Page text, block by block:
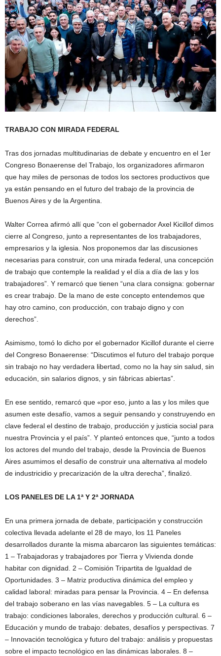
TRABAJO CON MIRADA FEDERAL
Tras dos jornadas multitudinarias de debate y encuentro en el 1er
Congreso Bonaerense del Trabajo, los organizadores afirmaron
que hay miles de personas de todos los sectores productivos que
ya están pensando en el futuro del trabajo de la provincia de
Buenos Aires y de la Argentina.
Walter Correa afirmó allí que “con el gobernador Axel Kicillof dimos
cierre al Congreso, junto a representantes de los trabajadores,
empresarios y la iglesia. Nos proponemos dar las discusiones
necesarias para construir, con una mirada federal, una concepción
de trabajo que contemple la realidad y el día a día de las y los
trabajadores”. Y remarcó que tienen “una clara consigna: gobernar
es crear trabajo. De la mano de este concepto entendemos que
hay otro camino, con producción, con trabajo digno y con
derechos”.
Asimismo, tomó lo dicho por el gobernador Kicillof durante el cierre
del Congreso Bonaerense: “Discutimos el futuro del trabajo porque
sin trabajo no hay verdadera libertad, como no la hay sin salud, sin
educación, sin salarios dignos, y sin fábricas abiertas”.
En ese sentido, remarcó que «por eso, junto a las y los miles que
asumen este desafío, vamos a seguir pensando y construyendo en
clave federal el destino de trabajo, producción y justicia social para
nuestra Provincia y el país”. Y planteó entonces que, “junto a todos
los actores del mundo del trabajo, desde la Provincia de Buenos
Aires asumimos el desafío de construir una alternativa al modelo
de industricidio y precarización de la ultra derecha”, finalizó.
LOS PANELES DE LA 1ª Y 2ª JORNADA
En una primera jornada de debate, participación y construcción
colectiva llevada adelante el 28 de mayo, los 11 Paneles
desarrollados durante la misma abarcaron las siguientes temáticas:
1 – Trabajadoras y trabajadores por Tierra y Vivienda donde
habitar con dignidad. 2 – Comisión Tripartita de Igualdad de
Oportunidades. 3 – Matriz productiva dinámica del empleo y
calidad laboral: miradas para pensar la Provincia. 4 – En defensa
del trabajo soberano en las vías navegables. 5 – La cultura es
trabajo: condiciones laborales, derechos y producción cultural. 6 –
Educación y mundo de trabajo: debates, desafíos y perspectivas. 7
– Innovación tecnológica y futuro del trabajo: análisis y propuestas
sobre el impacto tecnológico en las dinámicas laborales. 8 –